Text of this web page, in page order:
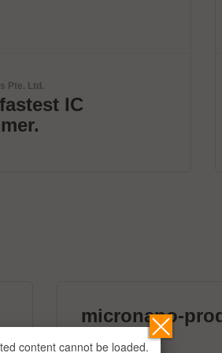
Robotics
1 STOP
SOLUTION
micronano-
39 Aussteller
content cannot be loaded.